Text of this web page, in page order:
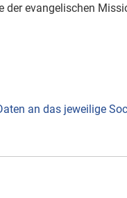
evangelischen
an das jeweilige